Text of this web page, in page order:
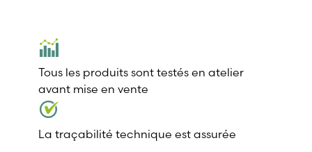
Tous les produits sont testés en atelier
avant mise en vente
La traçabilité technique est assurée